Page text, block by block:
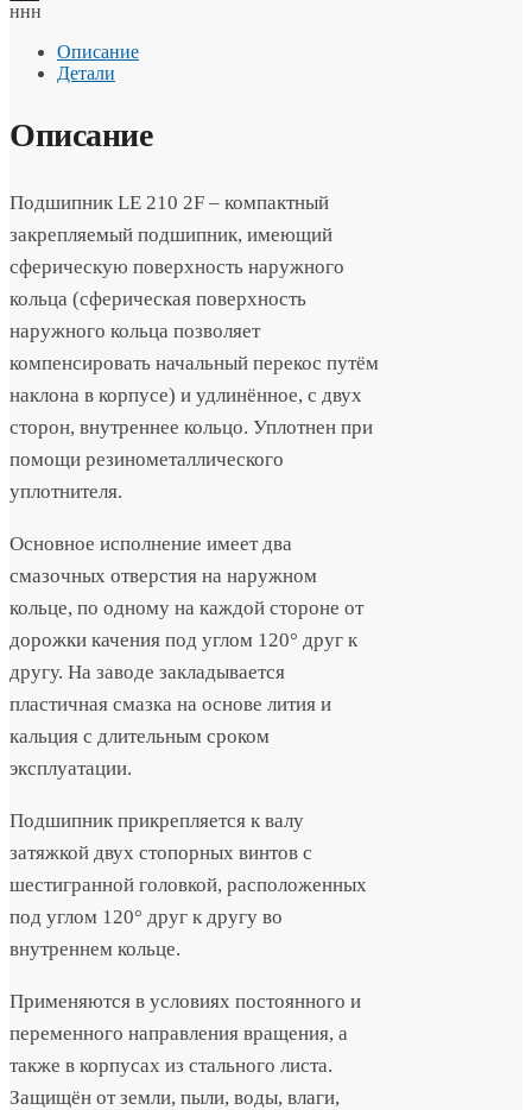
ннн
Описание
Детали
Описание
Подшипник LE 210 2F – компактный
закрепляемый подшипник, имеющий
сферическую поверхность наружного
кольца (сферическая поверхность
наружного кольца позволяет
компенсировать начальный перекос путём
наклона в корпусе) и удлинённое, с двух
сторон, внутреннее кольцо. Уплотнен при
помощи резинометаллического
уплотнителя.
Основное исполнение имеет два
смазочных отверстия на наружном
кольце, по одному на каждой стороне от
дорожки качения под углом 120° друг к
другу. На заводе закладывается
пластичная смазка на основе лития и
кальция с длительным сроком
эксплуатации.
Подшипник прикрепляется к валу
затяжкой двух стопорных винтов с
шестигранной головкой, расположенных
под углом 120° друг к другу во
внутреннем кольце.
Применяются в условиях постоянного и
переменного направления вращения, а
также в корпусах из стального листа.
Защищён от земли, пыли, воды, влаги,